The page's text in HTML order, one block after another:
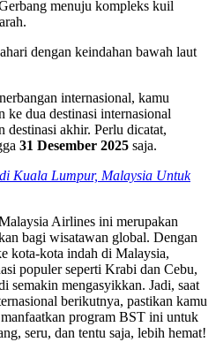
menuju kompleks kuil
dengan keindahan bawah laut
internasional, kamu
ke dua destinasi internasional
destinasi akhir. Perlu dicatat,
31 Desember 2025 saja.
Kuala Lumpur, Malaysia Untuk
Airlines ini merupakan
bagi wisatawan global. Dengan
kota-kota indah di Malaysia,
populer seperti Krabi dan Cebu,
semakin mengasyikkan. Jadi, saat
berikutnya, pastikan kamu
program BST ini untuk
seru, dan tentu saja, lebih hemat!